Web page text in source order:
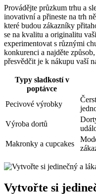
Provádějte průzkum trhu a
inovativní a přineste na trh
které budou zákazníky
se na kvalitu a originalitu
experimentovat s různými
konkurenci a najděte
přesvědčit je k nákupu vaší
Typy sladkostí v
poptávce
Pecivové výrobky
Výroba dortů
Makronky a cupcakes
Vytvořte si